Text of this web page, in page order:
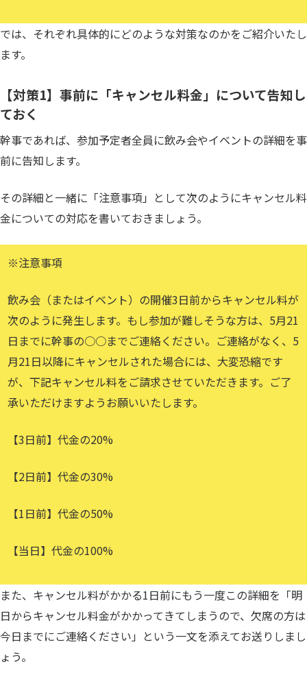
では、それぞれ具体的にどのような対策なのかをご紹介いたし
ます。
【対策1】事前に「キャンセル料金」について告知し
ておく
幹事であれば、参加予定者全員に飲み会やイベントの詳細を事
前に告知します。
その詳細と一緒に「注意事項」として次のようにキャンセル料
金についての対応を書いておきましょう。
※注意事項
飲み会（またはイベント）の開催3日前からキャンセル料が
次のように発生します。もし参加が難しそうな方は、5月21
日までに幹事の○○までご連絡ください。ご連絡がなく、5
月21日以降にキャンセルされた場合には、大変恐縮です
が、下記キャンセル料をご請求させていただきます。ご了
承いただけますようお願いいたします。
【3日前】代金の20%
【2日前】代金の30%
【1日前】代金の50%
【当日】代金の100%
また、キャンセル料がかかる1日前にもう一度この詳細を「明
日からキャンセル料金がかかってきてしまうので、欠席の方は
今日までにご連絡ください」という一文を添えてお送りしまし
ょう。